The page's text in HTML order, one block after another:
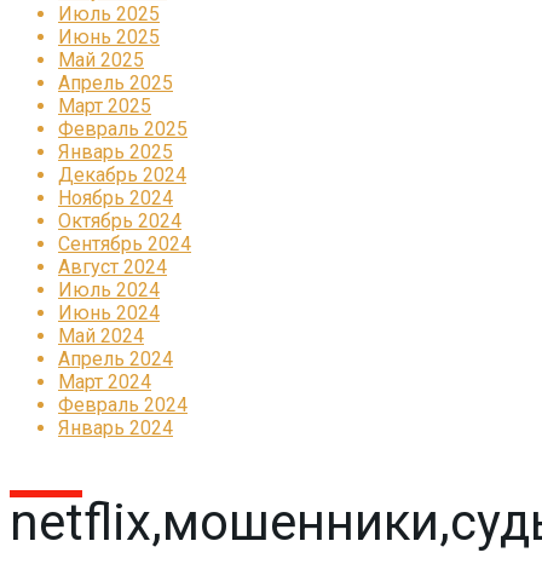
Июль 2025
Июнь 2025
Май 2025
Апрель 2025
Март 2025
Февраль 2025
Январь 2025
Декабрь 2024
Ноябрь 2024
Октябрь 2024
Сентябрь 2024
Август 2024
Июль 2024
Июнь 2024
Май 2024
Апрель 2024
Март 2024
Февраль 2024
Январь 2024